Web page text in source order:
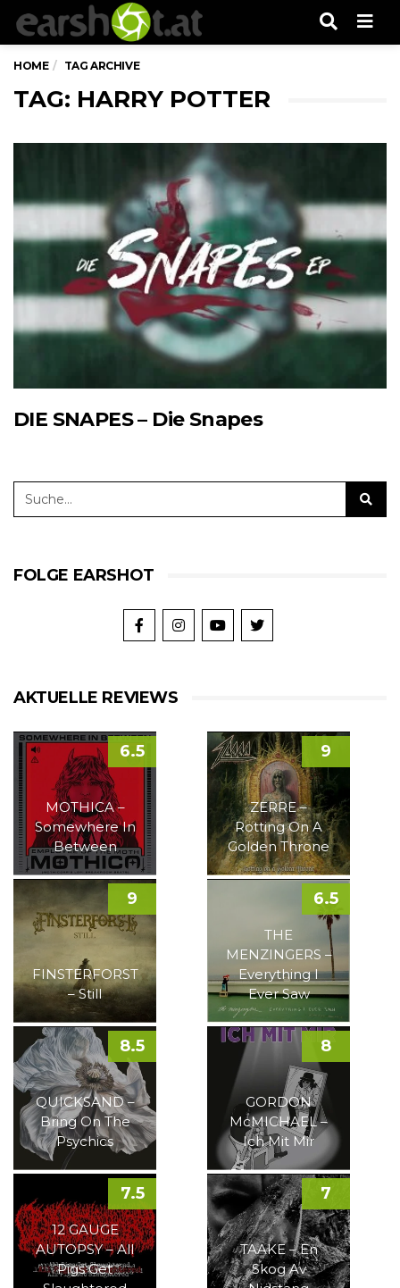
HOME TAG ARCHIVE
TAG: HARRY POTTER
DIE SNAPES – Die Snapes
FOLGE EARSHOT
AKTUELLE REVIEWS
MOTHICA –
Somewhere In
Between
6.5
ZERRE –
Rotting On A
Golden Throne
9
FINSTERFORST
– Still
9
THE
MENZINGERS –
Everything I
Ever Saw
6.5
QUICKSAND –
Bring On The
Psychics
8.5
GORDON
McMICHAEL –
Ich Mit Mir
8
12 GAUGE
AUTOPSY – All
Pigs Get
7.5
TAAKE – En
Skog Av
7